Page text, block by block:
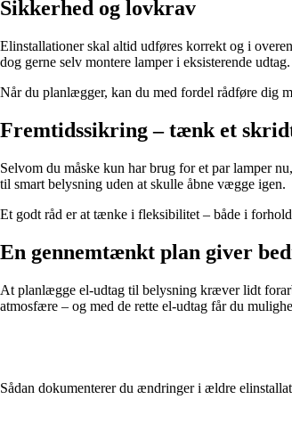
Sikkerhed og lovkrav
Elinstallationer skal altid udføres korrekt og i
dog gerne selv montere lamper i eksisterende udtag.
Når du planlægger, kan du med fordel rådføre dig
Fremtidssikring – tænk et
Selvom du måske kun har brug for et par lamper
til smart belysning uden at skulle åbne vægge igen.
Et godt råd er at tænke i fleksibilitet – både i
En gennemtænkt plan giver
At planlægge el-udtag til belysning kræver lidt
atmosfære – og med de rette el-udtag får du
Sådan dokumenterer du ændringer i ældre